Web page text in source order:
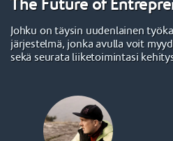
The Future of
Johku on täysin uudenlainen
järjestelmä, jonka avulla voit
sekä seurata liiketoimintasi